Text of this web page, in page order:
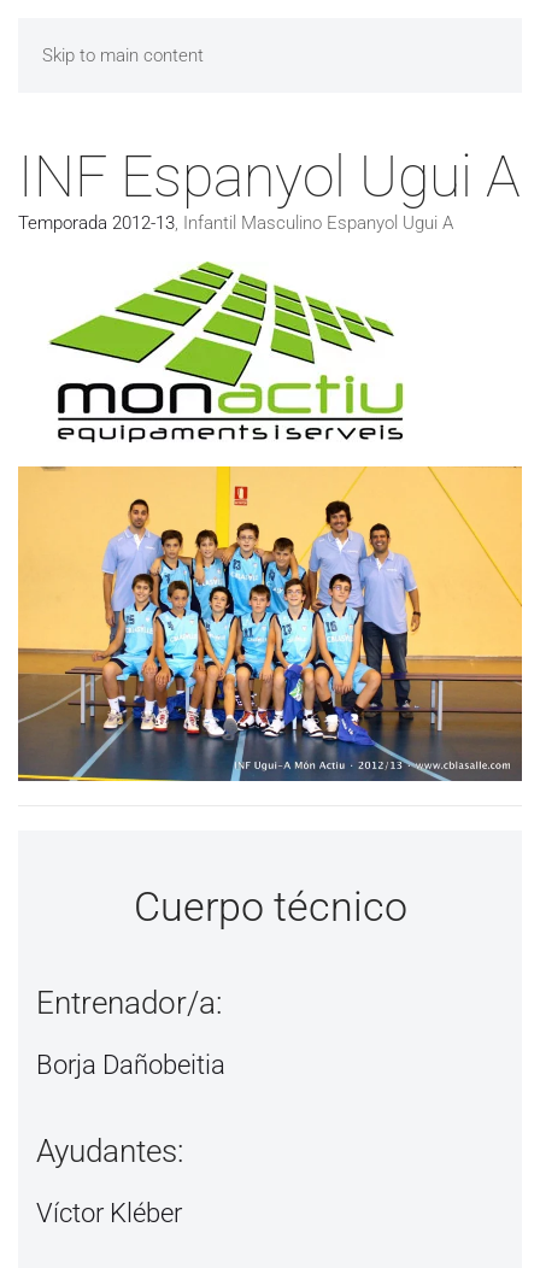
Skip to main content
INF Espanyol Ugui A
Temporada 2012-13, Infantil Masculino Espanyol Ugui A
Cuerpo técnico
Entrenador/a:
Borja Dañobeitia
Ayudantes:
Víctor Kléber